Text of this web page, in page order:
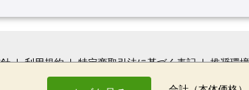
利用規約 特定商取引法に基づく表記
推奨環境
お問い合せ 画面共有